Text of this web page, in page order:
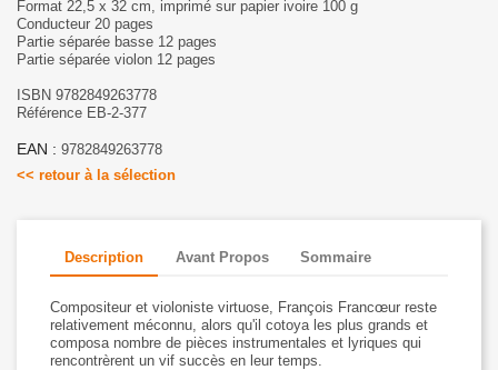
Format 22,5 x 32 cm, imprimé sur papier ivoire 100 g
Conducteur 20 pages
Partie séparée basse 12 pages
Partie séparée violon 12 pages
ISBN 9782849263778
Référence EB-2-377
EAN : 9782849263778
<< retour à la sélection
Description Avant Propos Sommaire
Compositeur et violoniste virtuose, François Francœur reste
relativement méconnu, alors qu'il cotoya les plus grands et
composa nombre de pièces instrumentales et lyriques qui
rencontrèrent un vif succès en leur temps.